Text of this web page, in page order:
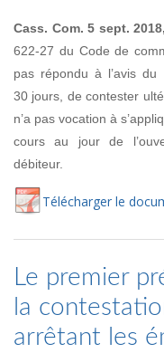
Cass. Com. 5 sept.
622-27 du Code de
pas répondu à l’avis
30 jours, de contester
n’a pas vocation à
cours au jour de
débiteur.
Télécharger le
Le premier
la
arrêtant les